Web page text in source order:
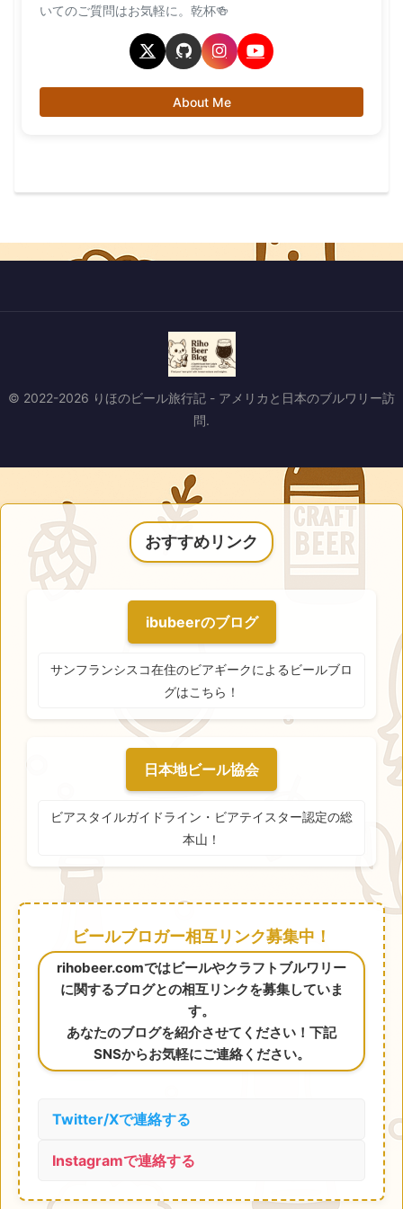
いてのご質問はお気軽に。乾杯🍻
About Me
© 2022-2026 りほのビール旅行記 - アメリカと日本のブルワリー訪
問.
おすすめリンク
ibubeerのブログ
サンフランシスコ在住のビアギークによるビールブロ
グはこちら！
日本地ビール協会
ビアスタイルガイドライン・ビアテイスター認定の総
本山！
ビールブロガー相互リンク募集中！
rihobeer.comではビールやクラフトブルワリー
に関するブログとの相互リンクを募集していま
す。
あなたのブログを紹介させてください！下記
SNSからお気軽にご連絡ください。
Twitter/Xで連絡する
Instagramで連絡する